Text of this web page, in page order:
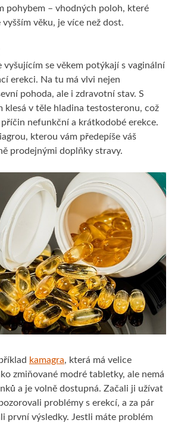
pohybem – vhodných poloh, které
věku, je více než dost.
vyšujícím se věkem potýkají s vaginální
erekci. Na tu má vlvi nejen
pohoda, ale i zdravotní stav. S
klesá v těle hladina testosteronu, což
nefunkční a krátkodobé erekce.
kterou vám předepíše váš
prodejnými doplňky stravy.
kamagra, která má velice
zmiňované modré tabletky, ale nemá
a je volně dostupná. Začali ji užívat
problémy s erekcí, a za pár
první výsledky. Jestli máte problém